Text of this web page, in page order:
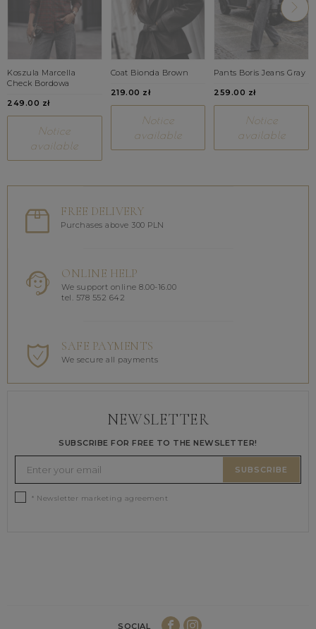
Koszula Marcella
Check Bordowa
249.00 zł
Notice
available
Coat Bionda Brown
219.00 zł
Notice
available
Pants Boris Jeans Gray
259.00 zł
Notice
available
FREE DELIVERY
Purchases above 300 PLN
ONLINE HELP
We support online 8.00-16.00
tel. 578 552 642
SAFE PAYMENTS
We secure all payments
NEWSLETTER
SUBSCRIBE FOR FREE TO THE NEWSLETTER!
SUBSCRIBE
* Newsletter marketing agreement
SOCIAL